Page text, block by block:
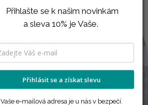
Přihlašte se k našim novinkám
a sleva 10% je Vaše.
Přihlásit se a získat slevu
Vaše e-mailová adresa je u nás v bezpečí.